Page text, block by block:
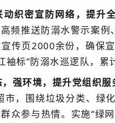
动织密宣防网络，提升
频推送防溺水警示案例
传页2000余份，确保
袖标”防溺水巡逻队，累
强环境，提升党组织服
市，围绕垃圾分类、绿
众参与热情。实施“绿